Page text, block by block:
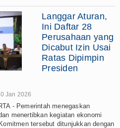
Langgar Aturan,
Ini Daftar 28
Perusahaan yang
Dicabut Izin Usai
Ratas Dipimpin
Presiden
Jan 2026
- Pemerintah menegaskan
menertibkan kegiatan ekonomi
tersebut ditunjukkan dengan